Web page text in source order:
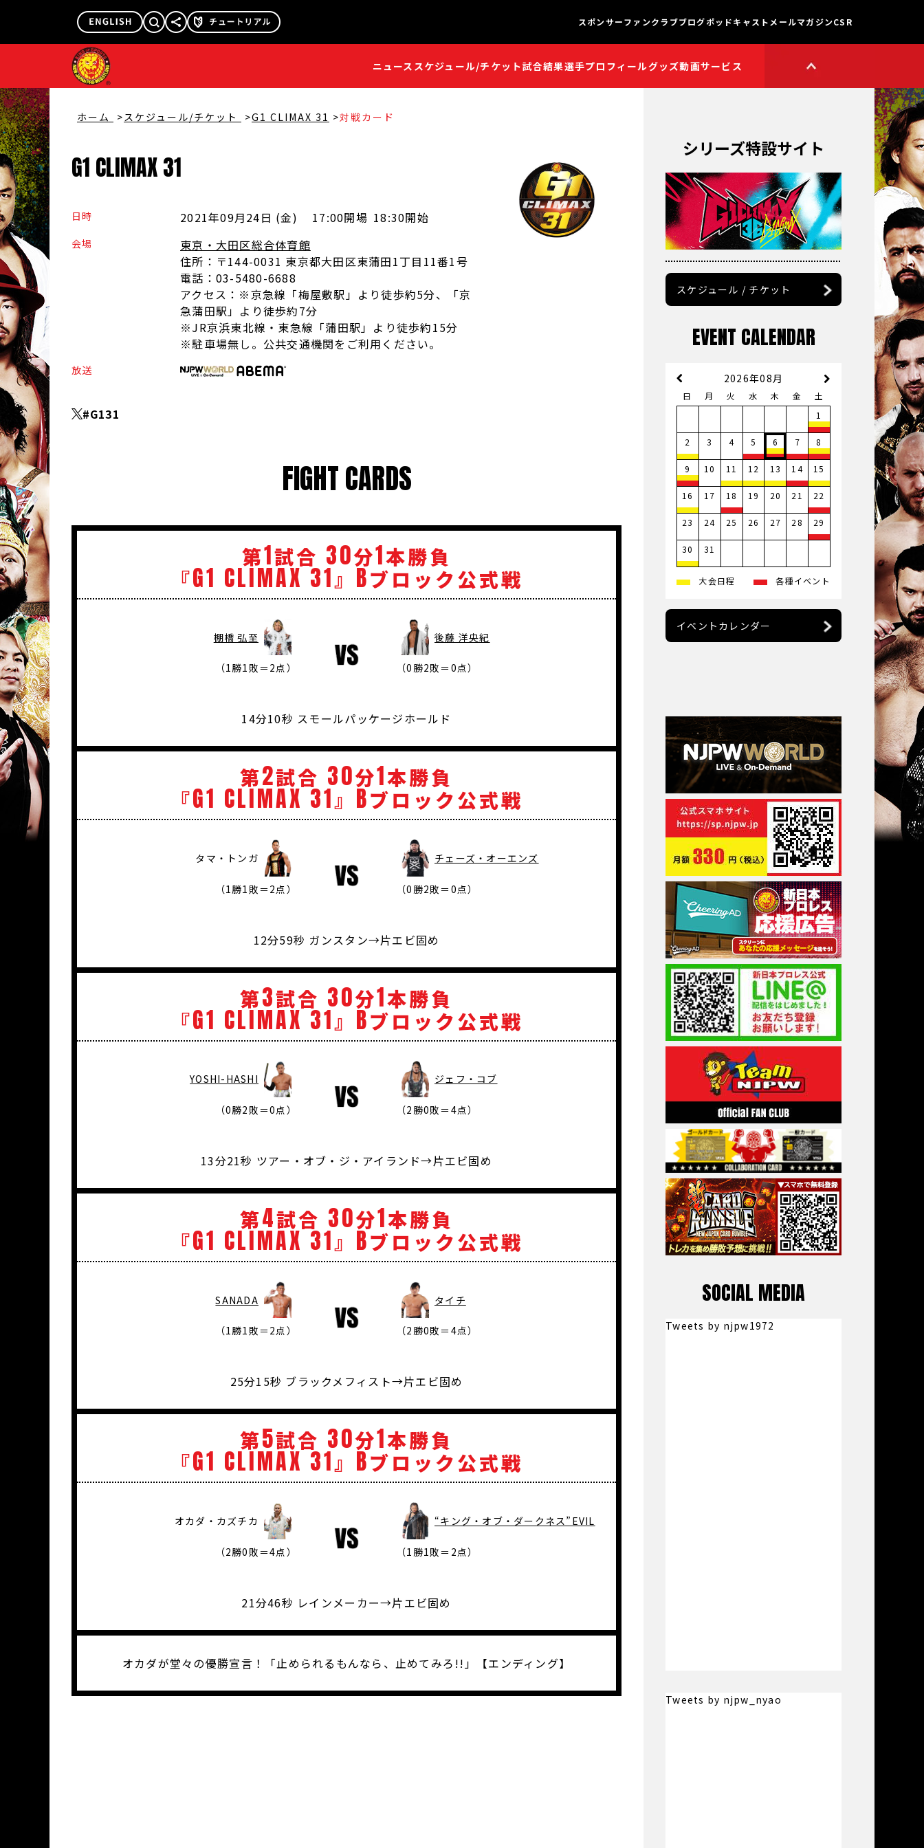
ニュース スケジュール/チケット試合結果選手プロフィールグッズ動画サービス
獣神サンダー・ライガー
矢野通プロデュース!!
スイーツ真壁チャンネル
聖帝タイチのゲーム実況
チャンネル
鷹木信悟ちゃんねる
オーカーンチャンネル
スポンサーファンクラブブログポッドキャスト メールマガジンCSR
ホーム スケジュール/チケット G1 CLIMAX 31 対戦カード
G1 CLIMAX31
日時 2021年09月24日 (金) 17:00開場 18:30開始
会場
東京・大田区総合体育館
住所： 〒144-0031 東京都大田区東蒲田1丁目11番1号
電話： 03-5480-6688
アクセス： ※京急線「梅屋敷駅」より徒歩約5分、「京
急蒲田駅」より徒歩約7分
※JR京浜東北線・東急線「蒲田駅」より徒歩約15分
※駐車場無し。公共交通機関をご利用ください。
放送
#G131
FIGHT CARDS
第1試合 30分1本勝負
『G1 CLIMAX 31』 Bブロック公式戦
棚橋 弘至
（1勝1敗＝2点）
後藤 洋央紀
（0勝2敗＝0点）
14分10秒 スモールパッケージホールド
第2試合 30分1本勝負
『G1 CLIMAX 31』 Bブロック公式戦
タマ・トンガ
（1勝1敗＝2点）
チェーズ・オーエンズ
（0勝2敗＝0点）
12分59秒 ガンスタン→片エビ固め
第3試合 30分1本勝負
『G1 CLIMAX 31』 Bブロック公式戦
YOSHI-HASHI
（0勝2敗＝0点）
ジェフ・コブ
（2勝0敗＝4点）
13分21秒 ツアー・オブ・ジ・アイランド→片エビ固め
第4試合 30分1本勝負
『G1 CLIMAX 31』 Bブロック公式戦
SANADA
（1勝1敗＝2点）
タイチ
（2勝0敗＝4点）
25分15秒 ブラックメフィスト→片エビ固め
第5試合 30分1本勝負
『G1 CLIMAX 31』 Bブロック公式戦
オカダ・カズチカ
（2勝0敗＝4点）
“キング・オブ・ダークネス”EVIL
（1勝1敗＝2点）
21分46秒 レインメーカー→片エビ固め
オカダが堂々の優勝宣言！「止められるもんなら、止めてみろ!!」【エンディング】
シリーズ特設サイト
スケジュール / チケット
EVENT CALENDAR
2026年08月
日 月 火 水 木 金
土
1
2 3 4 5 6 7 8
9 10 11 12 13 14 15
16 17 18 19 20 21 22
23 24 25 26 27 28 29
30 31
大会日程 各種イベント
イベントカレンダー
SOCIAL MEDIA
Tweets by njpw1972
Tweets by njpw_nyao